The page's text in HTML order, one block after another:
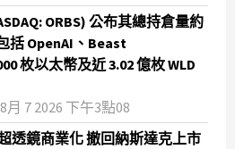
ORBS) 公布其總持倉量約
括 OpenAI、Beast
枚以太幣及近 3.02 億枚 WLD
7 2026 下午3點08
透鏡商業化 撤回納斯達克上市